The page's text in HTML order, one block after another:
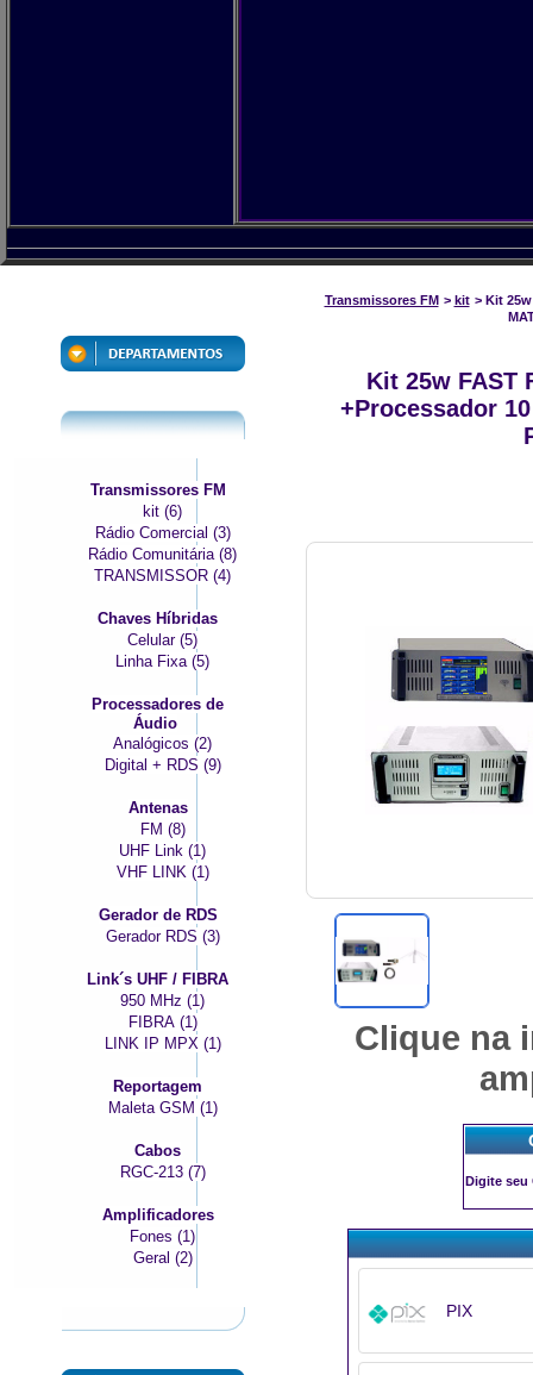
Transmissores FM
kit (6)
Rádio Comercial (3)
Rádio Comunitária (8)
TRANSMISSOR (4)
Chaves Híbridas
Celular (5)
Linha Fixa (5)
Processadores de
Áudio
Analógicos (2)
Digital + RDS (9)
Antenas
FM (8)
UHF Link (1)
VHF LINK (1)
Gerador de RDS
Gerador RDS (3)
Link´s UHF / FIBRA
950 MHz (1)
FIBRA (1)
LINK IP MPX (1)
Reportagem
Maleta GSM (1)
Cabos
RGC-213 (7)
Amplificadores
Fones (1)
Geral (2)
Transmissores FM > kit > Kit
Kit 25w FAST
+Processador
Clique na
Digite seu
PIX